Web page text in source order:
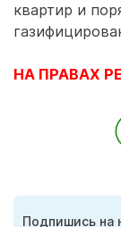
квартир и
НА ПРАВАХ
Подпишись на